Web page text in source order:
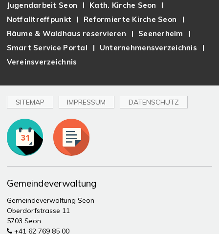
Jugendarbeit Seon
Kath. Kirche Seon
Notfalltreffpunkt
Reformierte Kirche Seon
Räume & Waldhaus reservieren
Seenerhelm
Smart Service Portal
Unternehmensverzeichnis
Vereinsverzeichnis
SITEMAP IMPRESSUM DATENSCHUTZ
Toplinks
Gemeindeverwaltung
Gemeindeverwaltung Seon
Oberdorfstrasse 11
5703 Seon
+41 62 769 85 00